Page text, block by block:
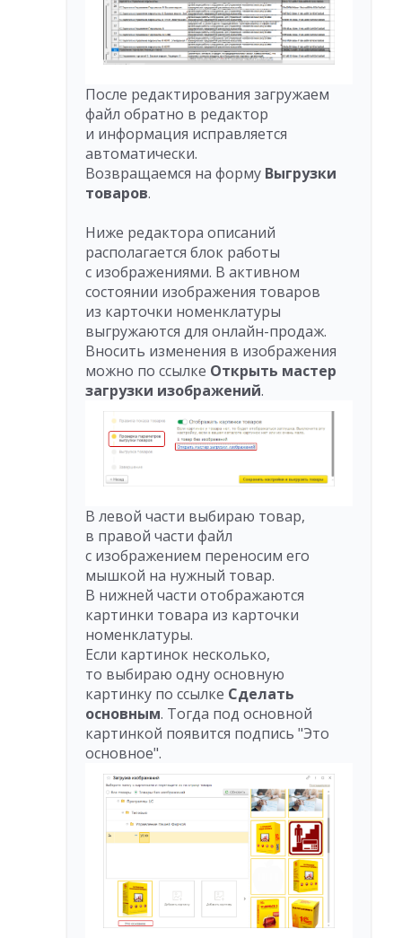
После редактирования загружаем
файл обратно в редактор
и информация исправляется
автоматически.
Возвращаемся на форму Выгрузки
товаров.
Ниже редактора описаний
располагается блок работы
с изображениями. В активном
состоянии изображения товаров
из карточки номенклатуры
выгружаются для онлайн-продаж.
Вносить изменения в изображения
можно по ссылке Открыть мастер
загрузки изображений.
В левой части выбираю товар,
в правой части файл
с изображением переносим его
мышкой на нужный товар.
В нижней части отображаются
картинки товара из карточки
номенклатуры.
Если картинок несколько,
то выбираю одну основную
картинку по ссылке Сделать
основным. Тогда под основной
картинкой появится подпись "Это
основное".